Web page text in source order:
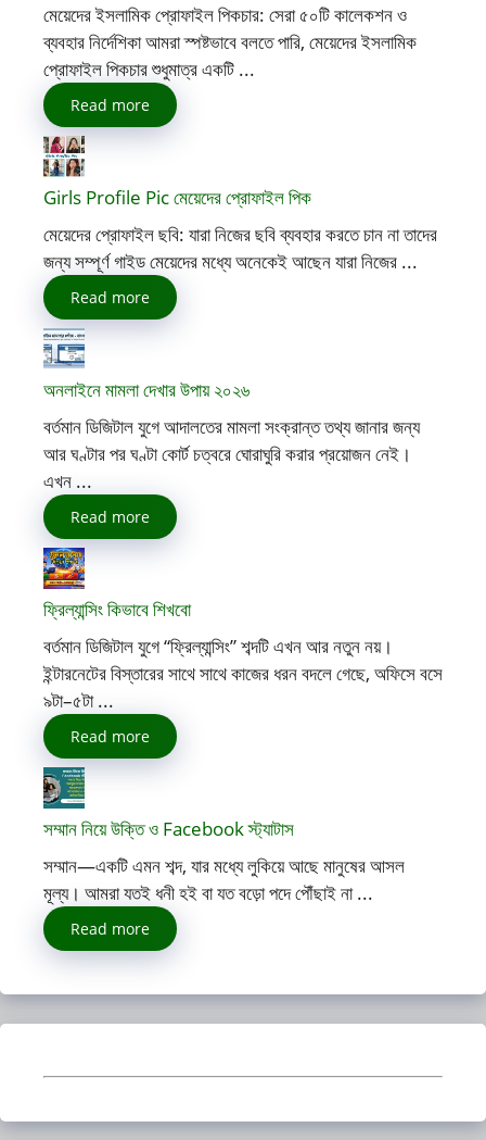
মেয়েদের ইসলামিক প্রোফাইল পিকচার: সেরা ৫০টি কালেকশন ও
ব্যবহার নির্দেশিকা আমরা স্পষ্টভাবে বলতে পারি, মেয়েদের ইসলামিক
প্রোফাইল পিকচার শুধুমাত্র একটি ...
Read more
Girls Profile Pic মেয়েদের প্রোফাইল পিক
মেয়েদের প্রোফাইল ছবি: যারা নিজের ছবি ব্যবহার করতে চান না তাদের
জন্য সম্পূর্ণ গাইড মেয়েদের মধ্যে অনেকেই আছেন যারা নিজের ...
Read more
অনলাইনে মামলা দেখার উপায় ২০২৬
বর্তমান ডিজিটাল যুগে আদালতের মামলা সংক্রান্ত তথ্য জানার জন্য
আর ঘণ্টার পর ঘণ্টা কোর্ট চত্বরে ঘোরাঘুরি করার প্রয়োজন নেই।
এখন ...
Read more
ফ্রিল্যান্সিং কিভাবে শিখবো
বর্তমান ডিজিটাল যুগে “ফ্রিল্যান্সিং” শব্দটি এখন আর নতুন নয়।
ইন্টারনেটের বিস্তারের সাথে সাথে কাজের ধরন বদলে গেছে, অফিসে বসে
৯টা–৫টা ...
Read more
সম্মান নিয়ে উক্তি ও Facebook স্ট্যাটাস
সম্মান—একটি এমন শব্দ, যার মধ্যে লুকিয়ে আছে মানুষের আসল
মূল্য। আমরা যতই ধনী হই বা যত বড়ো পদে পৌঁছাই না ...
Read more